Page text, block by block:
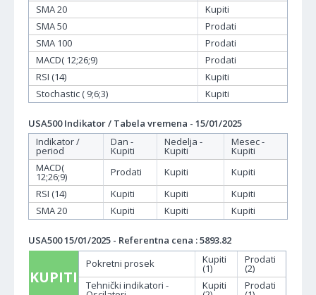
SMA 20
Kupiti
SMA 50
Prodati
SMA 100
Prodati
MACD( 12;26;9)
Prodati
RSI (14)
Kupiti
Stochastic ( 9;6;3)
Kupiti
USA500 Indikator / Tabela vremena - 15/01/2025
Indikator /
period
Dan -
Kupiti
Nedelja -
Kupiti
Mesec -
Kupiti
MACD(
12;26;9) Prodati Kupiti
Kupiti
RSI (14)
Kupiti Kupiti
Kupiti
SMA 20
Kupiti Kupiti Kupiti
USA500 15/01/2025 - Referentna cena : 5893.82
KUPITI
Pokretni prosek Kupiti
(1)
Prodati
(2)
Tehnički indikatori -
Kupiti Prodati